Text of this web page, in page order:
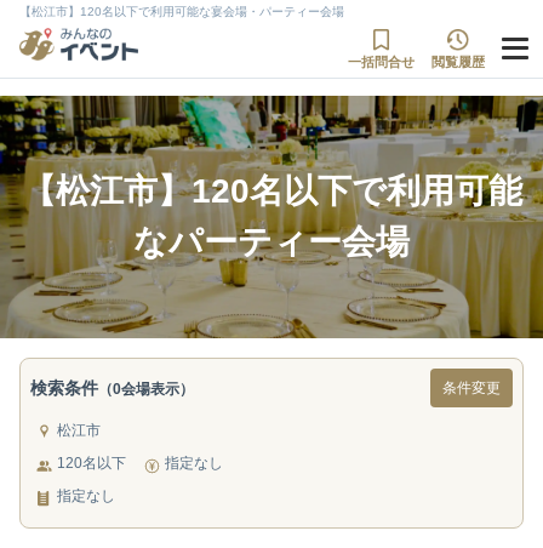
【松江市】120名以下で利用可能な宴会場・パーティー会場
一括問合せ 閲覧履歴
【松江市】120名以下で利用可能
なパーティー会場
検索条件 （0会場表示） 条件変更
松江市
120名以下
指定なし
指定なし